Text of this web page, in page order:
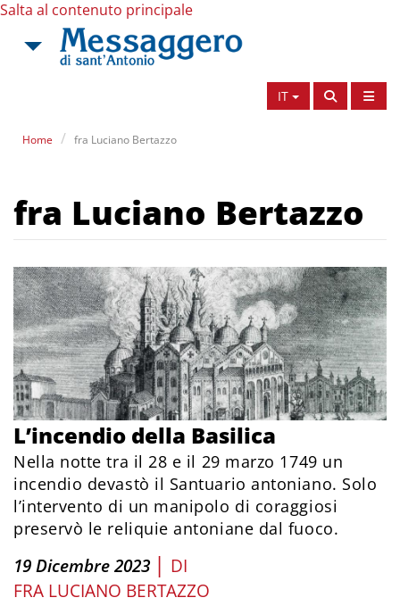
Salta al contenuto principale
IT
Home fra Luciano Bertazzo
fra Luciano Bertazzo
L’incendio della Basilica
Nella notte tra il 28 e il 29 marzo 1749 un
incendio devastò il Santuario antoniano. Solo
l’intervento di un manipolo di coraggiosi
preservò le reliquie antoniane dal fuoco.
19 Dicembre 2023 | DI
FRA LUCIANO BERTAZZO